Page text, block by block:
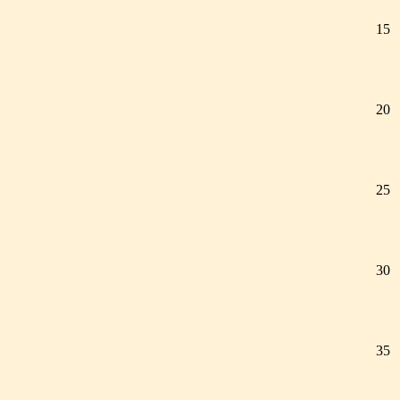
15
20
25
30
35